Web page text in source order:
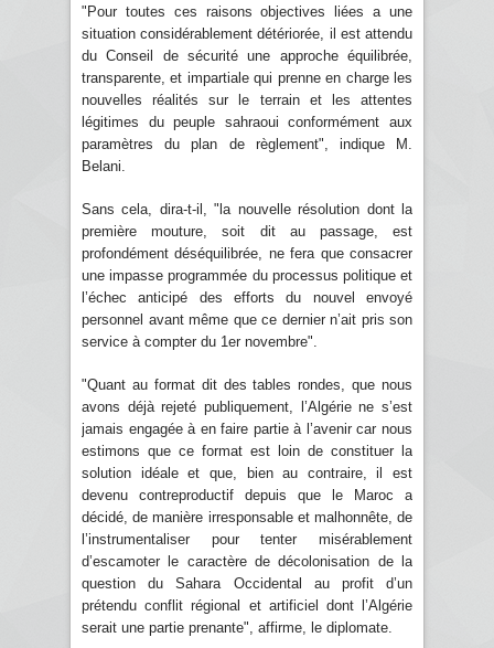
"Pour toutes ces raisons objectives liées a une
situation considérablement détériorée, il est attendu
du Conseil de sécurité une approche équilibrée,
transparente, et impartiale qui prenne en charge les
nouvelles réalités sur le terrain et les attentes
légitimes du peuple sahraoui conformément aux
paramètres du plan de règlement", indique M.
Belani.
Sans cela, dira-t-il, "la nouvelle résolution dont la
première mouture, soit dit au passage, est
profondément déséquilibrée, ne fera que consacrer
une impasse programmée du processus politique et
l’échec anticipé des efforts du nouvel envoyé
personnel avant même que ce dernier n’ait pris son
service à compter du 1er novembre".
"Quant au format dit des tables rondes, que nous
avons déjà rejeté publiquement, l’Algérie ne s’est
jamais engagée à en faire partie à l’avenir car nous
estimons que ce format est loin de constituer la
solution idéale et que, bien au contraire, il est
devenu contreproductif depuis que le Maroc a
décidé, de manière irresponsable et malhonnête, de
l’instrumentaliser pour tenter misérablement
d’escamoter le caractère de décolonisation de la
question du Sahara Occidental au profit d’un
prétendu conflit régional et artificiel dont l’Algérie
serait une partie prenante", affirme, le diplomate.